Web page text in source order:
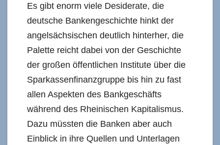
Es gibt enorm viele Desiderate, die
deutsche Bankengeschichte hinkt der
angelsächsischen deutlich hinterher, die
Palette reicht dabei von der Geschichte
der großen öffentlichen Institute über die
Sparkassenfinanzgruppe bis hin zu fast
allen Aspekten des Bankgeschäfts
während des Rheinischen Kapitalismus.
Dazu müssten die Banken aber auch
Einblick in ihre Quellen und Unterlagen